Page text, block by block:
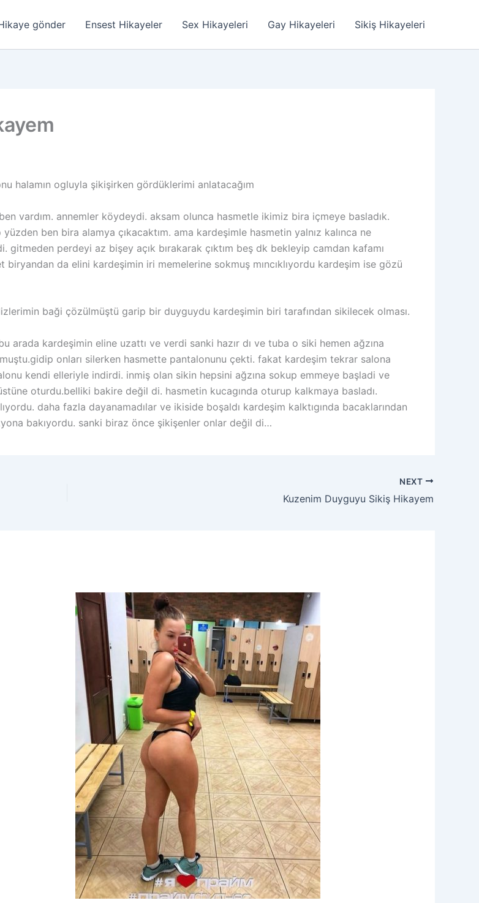
gönder Ensest Hikayeler Sex Hikayeleri Gay Hikayeleri Sikiş Hikayeleri
halamın ogluyla şikişirken gördüklerimi anlatacağım
vardım. annemler köydeydi. aksam olunca hasmetle ikimiz bira içmeye basladık.
ben bira alamya çıkacaktım. ama kardeşimle hasmetin yalnız kalınca ne
perdeyi az bişey açık bırakarak çıktım beş dk bekleyip camdan kafamı
da elini kardeşimin iri memelerine sokmuş mıncıklıyordu kardeşim ise gözü
baği çözülmüştü garip bir duyguydu kardeşimin biri tarafından sikilecek olması.
kardeşimin eline uzattı ve verdi sanki hazır dı ve tuba o siki hemen ağzına
onları silerken hasmette pantalonunu çekti. fakat kardeşim tekrar salona
kendi elleriyle indirdi. inmiş olan sikin hepsini ağzına sokup emmeye başladi ve
oturdu.belliki bakire değil di. hasmetin kucagında oturup kalkmaya basladı.
daha fazla dayanamadılar ve ikiside boşaldı kardeşim kalktıgında bacaklarından
bakıyordu. sanki biraz önce şikişenler onlar değil di…
NEXT
Kuzenim Duyguyu Sikiş Hikayem